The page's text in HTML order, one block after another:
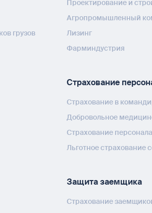
грузов
Проектирование и
Агропромышленный
Лизинг
Фарминдустрия
Страхование
Страхование в
Добровольное
Страхование
Льготное страхование
Защита заемщика
Страхование